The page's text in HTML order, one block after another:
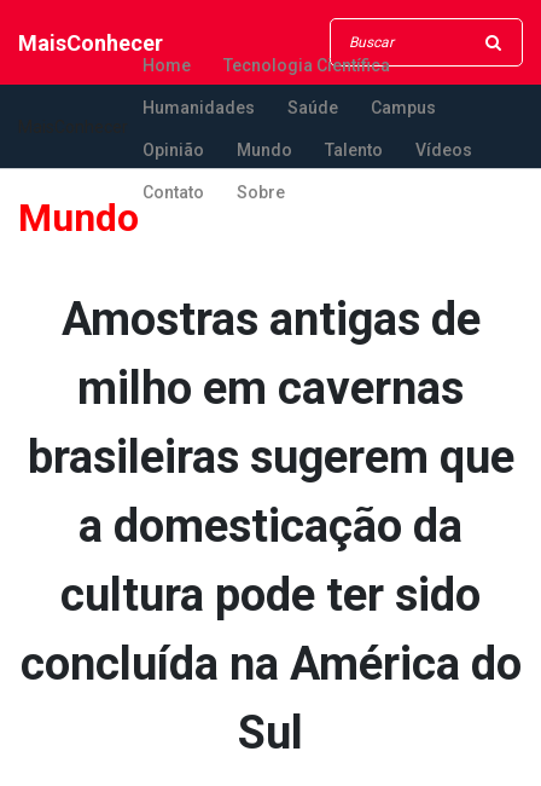
MaisConhecer
Home Tecnologia Científica
Humanidades Saúde Campus
Opinião Mundo Talento Vídeos
Contato Sobre
Mundo
Amostras antigas de
milho em cavernas
brasileiras sugerem que
a domesticação da
cultura pode ter sido
concluída na América do
Sul